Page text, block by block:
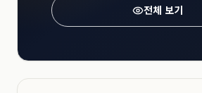
전체 보기